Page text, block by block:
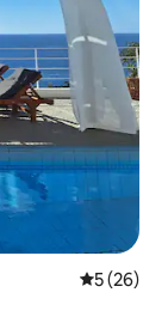
5 de uma
5 (26)